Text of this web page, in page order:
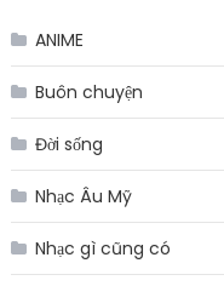
ANIME
Buôn chuyện
Đời sống
Nhạc Âu Mỹ
Nhạc gì cũng có